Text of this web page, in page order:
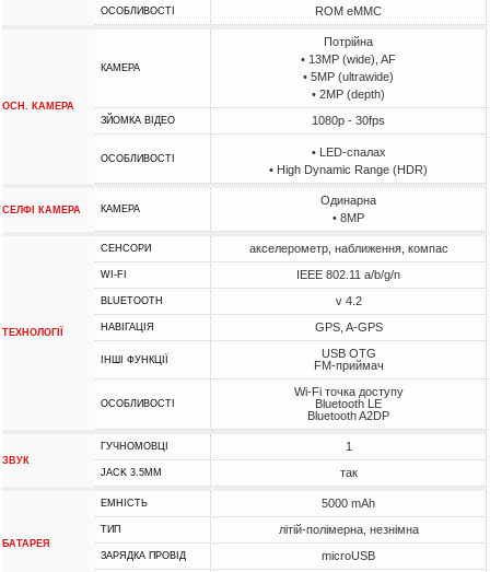
ОСОБЛИВОСТІ ROM eMMC
ОСН. КАМЕРА
КАМЕРА
Потрійна
• 13MP (wide), AF
• 5MP (ultrawide)
• 2MP (depth)
ЗЙОМКА ВІДЕО 1080p - 30fps
ОСОБЛИВОСТІ
• LED-спалах
• High Dynamic Range (HDR)
СЕЛФІ КАМЕРА КАМЕРА
Одинарна
• 8MP
ТЕХНОЛОГІЇ
СЕНСОРИ акселерометр, наближення, компас
WI-FI IEEE 802.11 a/b/g/n
BLUETOOTH v 4.2
НАВІГАЦІЯ GPS, A-GPS
ІНШІ ФУНКЦІЇ
USB OTG
FM-приймач
ОСОБЛИВОСТІ
Wi-Fi точка доступу
Bluetooth LE
Bluetooth A2DP
ЗВУК
ГУЧНОМОВЦІ 1
JACK 3.5MM так
БАТАРЕЯ
ЕМНІСТЬ 5000 mAh
ТИП літій-полімерна, незнімна
ЗАРЯДКА ПРОВІД microUSB